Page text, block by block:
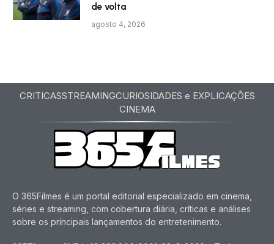
de volta
agosto 4, 2026
CRITICASSTREAMINGCURIOSIDADES e EXPLICAÇÕES
CINEMA
O 365Filmes é um portal editorial especializado em cinema,
séries e streaming, com cobertura diária, críticas e análises
sobre os principais lançamentos do entretenimento.